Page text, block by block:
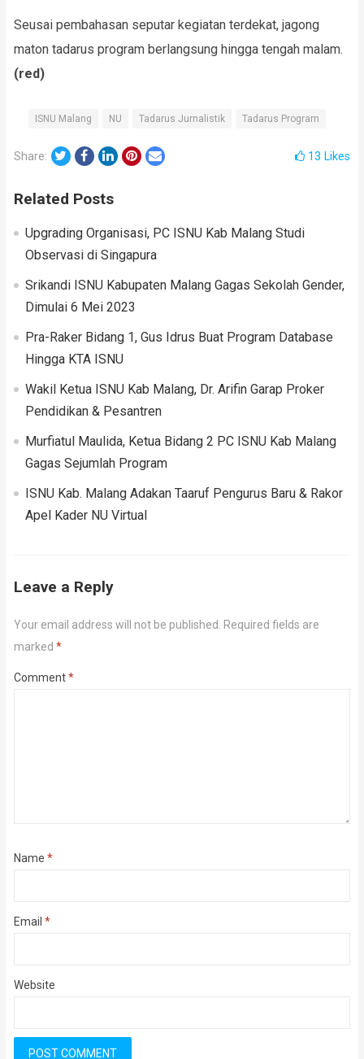
Seusai pembahasan seputar kegiatan terdekat, jagong
maton tadarus program berlangsung hingga tengah malam.
(red)
ISNU Malang NU Tadarus Jurnalistik Tadarus Program
Share: TwitterFacebook
LinkedIn
Pinterest
Email 13 Likes
Related Posts
Upgrading Organisasi, PC ISNU Kab Malang Studi
Observasi di Singapura
Srikandi ISNU Kabupaten Malang Gagas Sekolah Gender,
Dimulai 6 Mei 2023
Pra-Raker Bidang 1, Gus Idrus Buat Program Database
Hingga KTA ISNU
Wakil Ketua ISNU Kab Malang, Dr. Arifin Garap Proker
Pendidikan & Pesantren
Murfiatul Maulida, Ketua Bidang 2 PC ISNU Kab Malang
Gagas Sejumlah Program
ISNU Kab. Malang Adakan Taaruf Pengurus Baru & Rakor
Apel Kader NU Virtual
Leave a Reply
Your email address will not be published.
Required fields are
marked *
Comment*
Name *
Email *
Website